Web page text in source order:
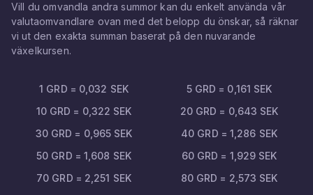
Vill du omvandla andra summor kan du enkelt använda vår
valutaomvandlare ovan med det belopp du önskar, så räknar
vi ut den exakta summan baserat på den nuvarande
växelkursen.
1 GRD = 0,032 SEK 5 GRD = 0,161 SEK
10 GRD = 0,322 SEK 20 GRD = 0,643 SEK
30 GRD = 0,965 SEK 40 GRD = 1,286 SEK
50 GRD = 1,608 SEK 60 GRD = 1,929 SEK
70 GRD = 2,251 SEK 80 GRD = 2,573 SEK